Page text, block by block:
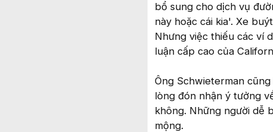
bổ sung cho dịch vụ
này hoặc cái kia'. Xe
Nhưng việc thiếu các ví
luận cấp cao của
Ông Schwieterman
lòng đón nhận ý tưởng
không. Những người dễ
mộng.